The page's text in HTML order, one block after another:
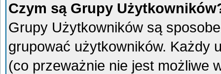
Czym są Grupy
Grupy Użytkowników są
grupować użytkowników. Każdy
(co przeważnie nie jest możliwe